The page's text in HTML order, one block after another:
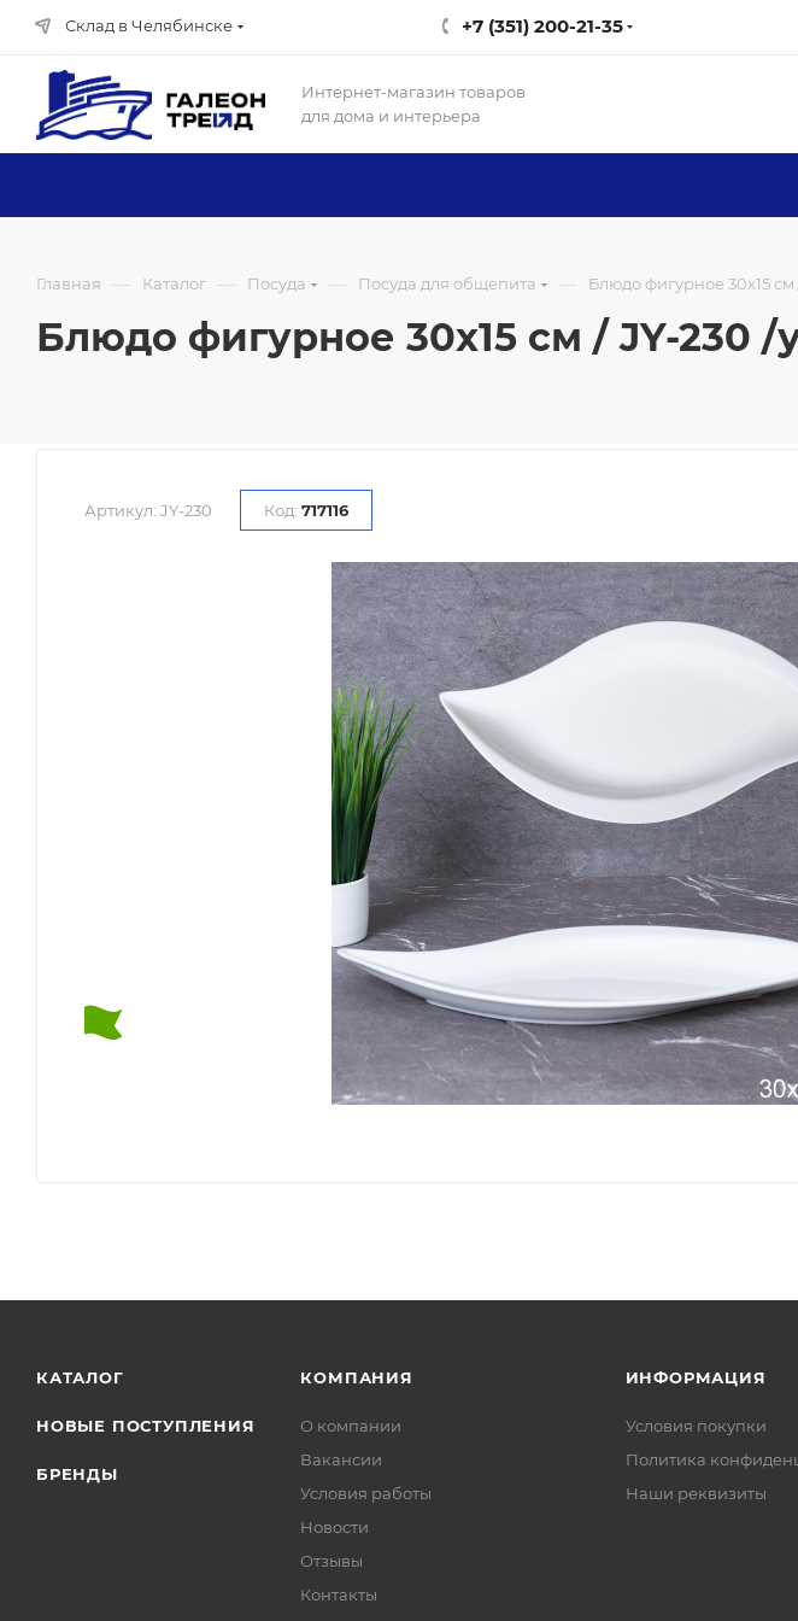
Склад в Челябинске +7 (351) 200-21-35
Интернет-магазин товаров
для дома и интерьера
Главная — Каталог — Посуда — Посуда для общепита — Блюдо фигурное 30х15 см
Блюдо фигурное 30х15 см / JY-230 /
Артикул: JY-230 Код: 717116
КАТАЛОГ
НОВЫЕ ПОСТУПЛЕНИЯ
БРЕНДЫ
КОМПАНИЯ
О компании
Вакансии
Условия работы
Новости
Отзывы
Контакты
ИНФОРМАЦИЯ
Условия покупки
Политика
Наши реквизиты